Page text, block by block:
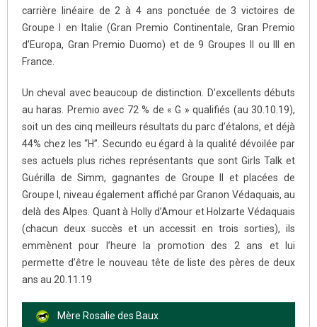
carrière linéaire de 2 à 4 ans ponctuée de 3 victoires de
Groupe I en Italie (Gran Premio Continentale, Gran Premio
d’Europa, Gran Premio Duomo) et de 9 Groupes II ou III en
France.
Un cheval avec beaucoup de distinction. D’excellents débuts
au haras. Premio avec 72 % de « G » qualifiés (au 30.10.19),
soit un des cinq meilleurs résultats du parc d’étalons, et déjà
44% chez les “H”. Secundo eu égard à la qualité dévoilée par
ses actuels plus riches représentants que sont Girls Talk et
Guérilla de Simm, gagnantes de Groupe II et placées de
Groupe I, niveau également affiché par Granon Védaquais, au
delà des Alpes. Quant à Holly d’Amour et Holzarte Védaquais
(chacun deux succès et un accessit en trois sorties), ils
emmènent pour l’heure la promotion des 2 ans et lui
permette d’être le nouveau tête de liste des pères de deux
ans au 20.11.19
Mère Rosalie des Baux